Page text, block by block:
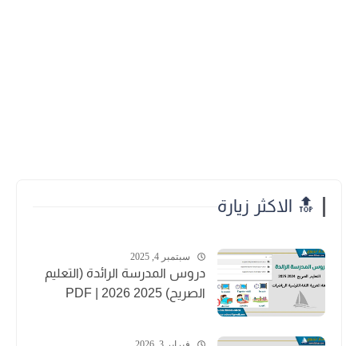
🔝 الاكثر زيارة
سبتمبر 4, 2025
دروس المدرسة الرائدة (التعليم
الصريح) 2025 2026 | PDF